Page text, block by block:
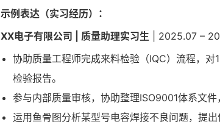
示例表达（实习经历）：
XX电子有限公司 | 质量助理实习生 | 2025.07 –
协助质量工程师完成来料检验（IQC）流程，
检验报告。
参与内部质量审核，协助整理ISO9001体系文件
运用鱼骨图分析某型号电容焊接不良问题，提出